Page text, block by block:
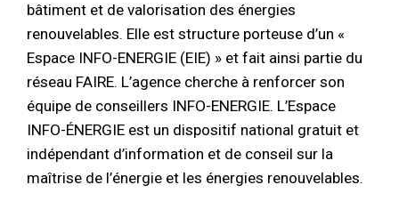
bâtiment et de valorisation des énergies
renouvelables. Elle est structure porteuse d’un «
Espace INFO-ENERGIE (EIE) » et fait ainsi partie du
réseau FAIRE. L’agence cherche à renforcer son
équipe de conseillers INFO-ENERGIE. L’Espace
INFO-ÉNERGIE est un dispositif national gratuit et
indépendant d’information et de conseil sur la
maîtrise de l’énergie et les énergies renouvelables.